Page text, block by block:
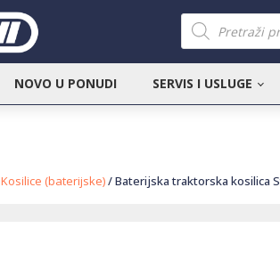
Products
search
NOVO U PONUDI SERVIS I USLUGE
Kosilice (baterijske)/ Baterijska traktorska kosilica